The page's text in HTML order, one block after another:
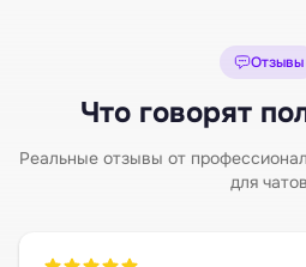
Отзывы
Что говорят
Реальные отзывы от
для чатов